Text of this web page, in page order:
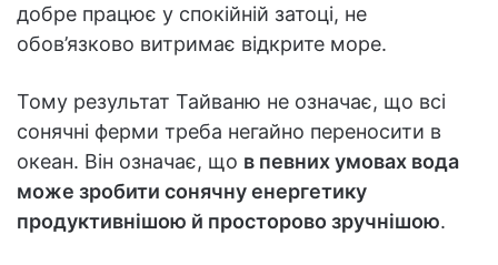
добре працює у спокійній затоці, не
обов’язково витримає відкрите море.
Тому результат Тайваню не означає, що всі
сонячні ферми треба негайно переносити в
океан. Він означає, що в певних умовах вода
може зробити сонячну енергетику
продуктивнішою й просторово зручнішою.